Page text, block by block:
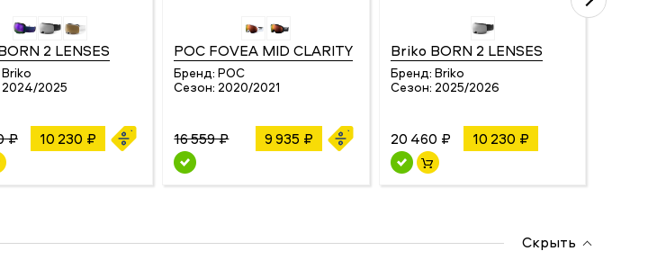
2 LENSES
Briko
2024/2025
₽ 10 230 ₽
POC FOVEA MID CLARITY
Бренд: POC
Сезон: 2020/2021
16 559 ₽ 9 935 ₽
Briko BORN 2 LENSES
Бренд: Briko
Сезон: 2025/2026
20 460 ₽ 10 230 ₽
Скрыть